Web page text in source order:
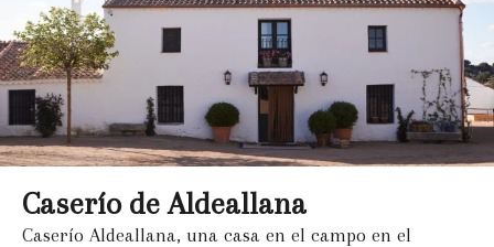
Caserío de Aldeallana
Caserío Aldeallana, una casa en el campo en el